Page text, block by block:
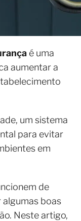
é uma
aumentar a
um sistema
para evitar
em
de
algumas boas
Neste artigo,